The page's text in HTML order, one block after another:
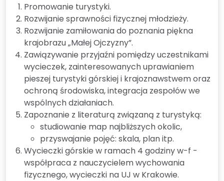
Promowanie turystyki.
Rozwijanie sprawności fizycznej młodzieży.
Rozwijanie zamiłowania do poznania piękna
krajobrazu „Małej Ojczyzny”.
Zawiązywanie przyjaźni pomiędzy uczestnikami
wycieczek, zainteresowanych uprawianiem
pieszej turystyki górskiej i krajoznawstwem oraz
ochroną środowiska, integracja zespołów we
wspólnych działaniach.
Zapoznanie z literaturą związaną z turystyką:
studiowanie map najbliższych okolic,
przyswajanie pojęć: skala, plan itp.
Wycieczki górskie w ramach 4 godziny w-f -
współpraca z nauczycielem wychowania
fizycznego, wycieczki na UJ w Krakowie.